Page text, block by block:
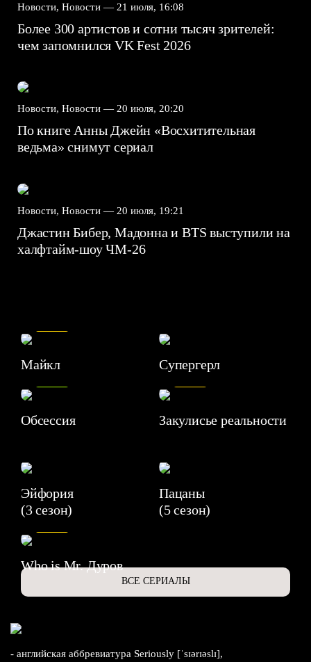
Новости, Новости — 21 июля, 16:08
Более 300 артистов и сотни тысяч зрителей:
чем запомнился VK Fest 2026
Новости, Новости — 20 июля, 20:20
По книге Анны Джейн «Восхитительная
ведьма» снимут сериал
Новости, Новости — 20 июля, 19:21
Джастин Бибер, Мадонна и BTS выступили на
халфтайм-шоу ЧМ-26
Майкл Супергерл
Обсессия
7.1
Закулисье реальности
Эйфория
(3 сезон)
Пацаны
(5 сезон)
6.3
Who is Mr. Дуров
ВСЕ СЕРИАЛЫ
- английская аббревиатура Seriously [ˈsɪərɪəslɪ],